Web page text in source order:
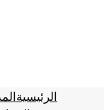
الرئيسية